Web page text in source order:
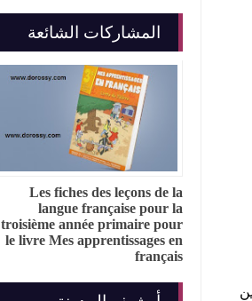
المشاركات الشائعة
Les fiches des leçons de la
langue française pour la
troisième année primaire pour
le livre Mes apprentissages en
français